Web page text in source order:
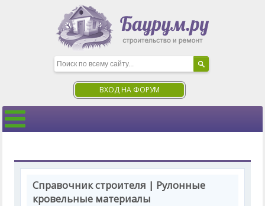
ВХОД НА ФОРУМ
Справочник строителя | Рулонные
кровельные материалы